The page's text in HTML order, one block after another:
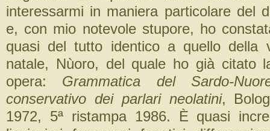
interessarmi in maniera particolare del
e, con mio notevole stupore, ho
quasi del tutto identico a quello della
natale, Nùoro, del quale ho già citato
opera: Grammatica del Sardo-
conservativo dei parlari neolatini,
1972, 5ª ristampa 1986. È quasi